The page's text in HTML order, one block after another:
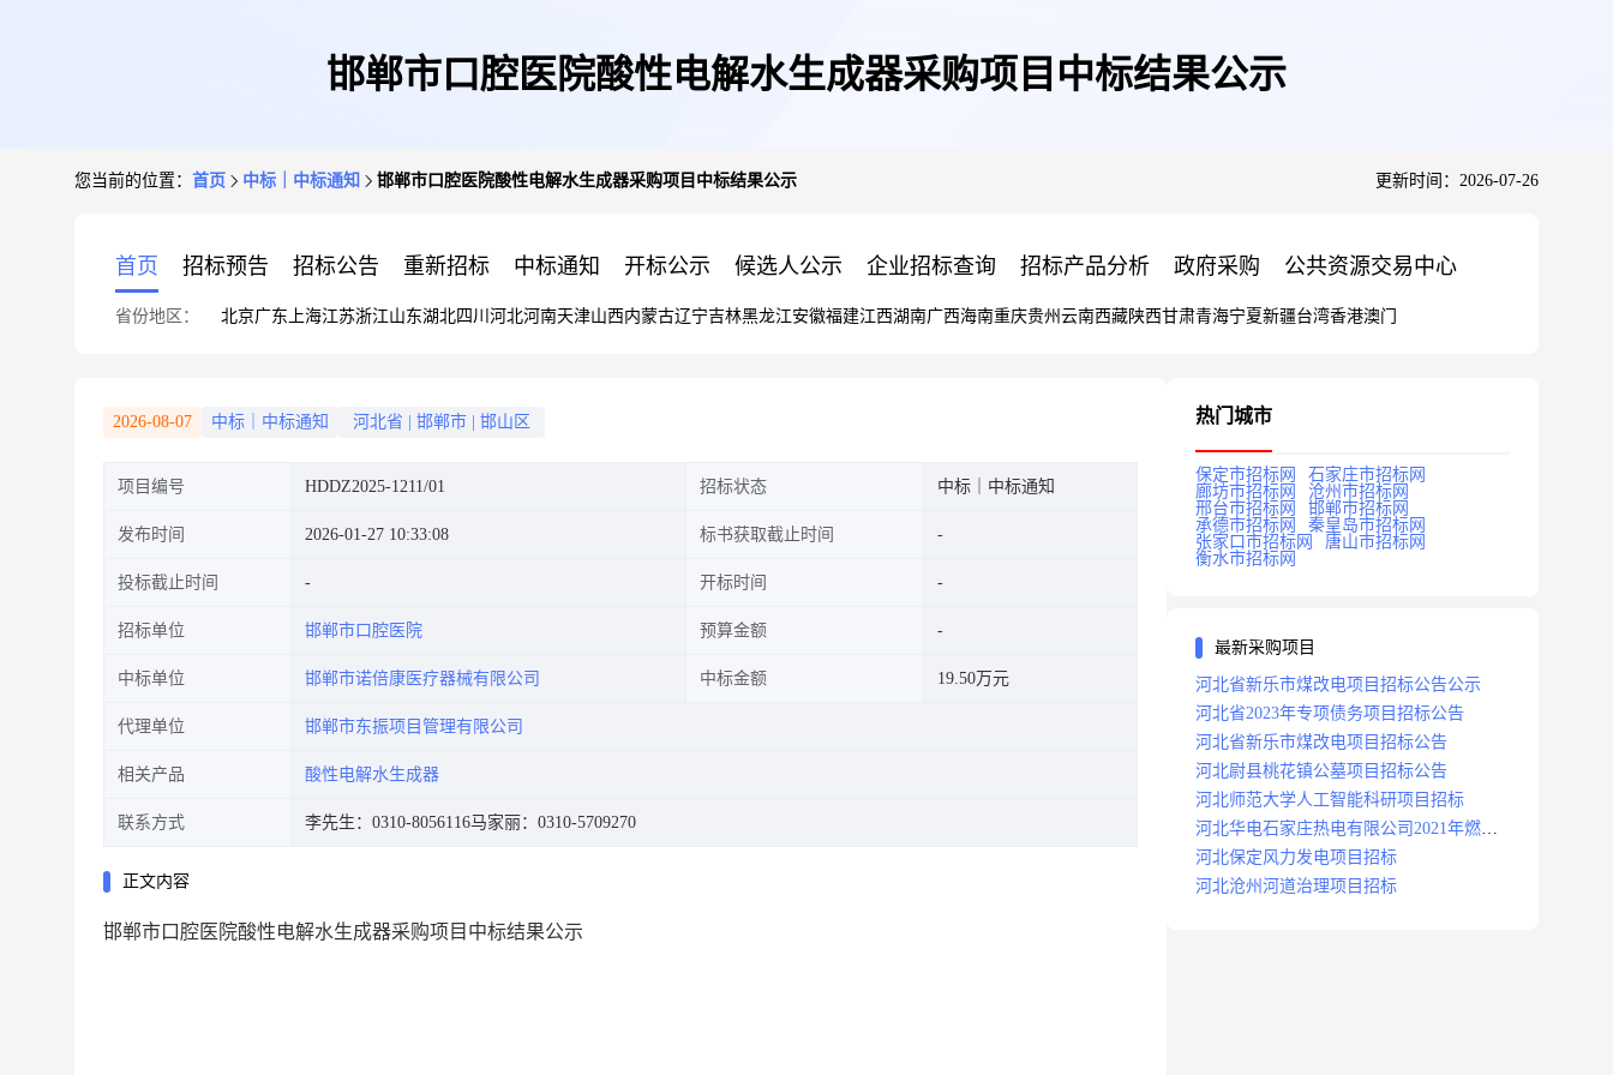
邯郸市口腔医院酸性电解水生成器采购项目中标结果公示
您当前的位置： 首页 中标｜中标通知 邯郸市口腔医院酸性电解水生成器采购项目中标结果公示 更新时间：2026-07-26
首页 招标预告 招标公告 重新招标 中标通知 开标公示 候选人公示 企业招标查询 招标产品分析 政府采购 公共资源交易中心
省份地区： 北京广东 上海江苏浙江山东湖北四川 河北河南天津山西内蒙古辽宁吉林黑龙江安徽福建江西湖南广西海南重庆贵州 云南西藏陕西甘肃青海宁夏新疆台湾香港澳门
2026-08-07 中标｜中标通知 河北省 邯郸市 邯山区
项目编号 HDDZ2025-1211/01 招标状态 中标｜中标通知
发布时间 2026-01-27 10:33:08 标书获取截止时间
投标截止时间 开标时间
招标单位 邯郸市口腔医院 预算金额
中标单位 邯郸市诺倍康医疗器械有限公司 中标金额 19.50万元
代理单位 邯郸市东振项目管理有限公司
相关产品 酸性电解水生成器
联系方式 李先生：0310-8056116马家丽：0310-5709270
正文内容
邯郸市口腔医院酸性电解水生成器采购项目中标结果公示
热门城市
保定市招标网
石家庄市招标网
廊坊市招标网
沧州市招标网
邢台市招标网
邯郸市招标网
承德市招标网
秦皇岛市招标网
张家口市招标网
唐山市招标网
衡水市招标网
最新采购项目
河北省新乐市煤改电项目招标公告公示
河北省2023年专项债务项目招标公告
河北省新乐市煤改电项目招标公告
河北尉县桃花镇公墓项目招标公告
河北师范大学人工智能科研项目招标
河北华电石家庄热电有限公司2021年燃料
分场辅助运行项目招标公告
河北保定风力发电项目招标
河北沧州河道治理项目招标